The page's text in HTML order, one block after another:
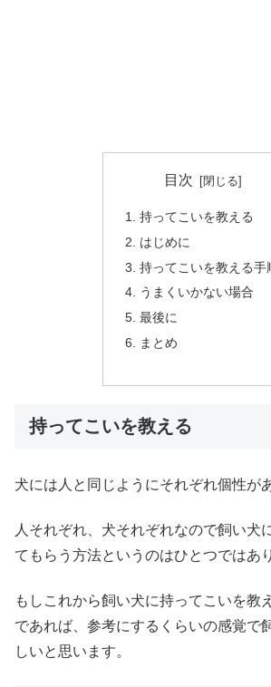
目次
持ってこいを教える
はじめに
持ってこいを教える手
うまくいかない場合
最後に
まとめ
持ってこいを教える
犬には人と同じようにそれぞれ個性が
人それぞれ、犬それぞれなので飼い犬
てもらう方法というのはひとつではあ
もしこれから飼い犬に持ってこいを教
であれば、参考にするくらいの感覚で
しいと思います。